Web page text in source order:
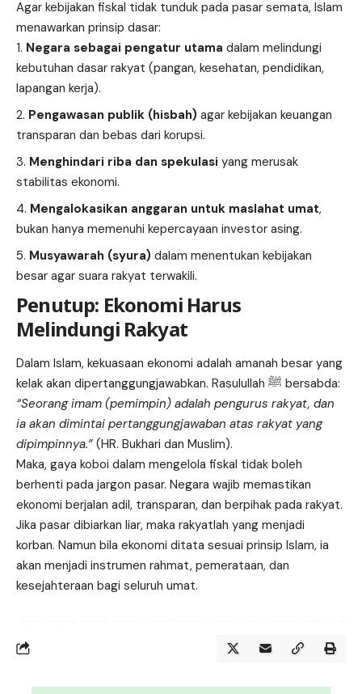
Agar kebijakan fiskal tidak tunduk pada pasar semata, Islam
menawarkan prinsip dasar:
Negara sebagai pengatur utama dalam melindungi
kebutuhan dasar rakyat (pangan, kesehatan, pendidikan,
lapangan kerja).
Pengawasan publik (hisbah) agar kebijakan keuangan
transparan dan bebas dari korupsi.
Menghindari riba dan spekulasi yang merusak
stabilitas ekonomi.
Mengalokasikan anggaran untuk maslahat umat,
bukan hanya memenuhi kepercayaan investor asing.
Musyawarah (syura) dalam menentukan kebijakan
besar agar suara rakyat terwakili.
Penutup: Ekonomi Harus
Melindungi Rakyat
Dalam Islam, kekuasaan ekonomi adalah amanah besar yang
kelak akan dipertanggungjawabkan. Rasulullah ﷺ bersabda:
“Seorang imam (pemimpin) adalah pengurus rakyat, dan
ia akan dimintai pertanggungjawaban atas rakyat yang
dipimpinnya.” (HR. Bukhari dan Muslim).
Maka, gaya koboi dalam mengelola fiskal tidak boleh
berhenti pada jargon pasar. Negara wajib memastikan
ekonomi berjalan adil, transparan, dan berpihak pada rakyat.
Jika pasar dibiarkan liar, maka rakyatlah yang menjadi
korban. Namun bila ekonomi ditata sesuai prinsip Islam, ia
akan menjadi instrumen rahmat, pemerataan, dan
kesejahteraan bagi seluruh umat.